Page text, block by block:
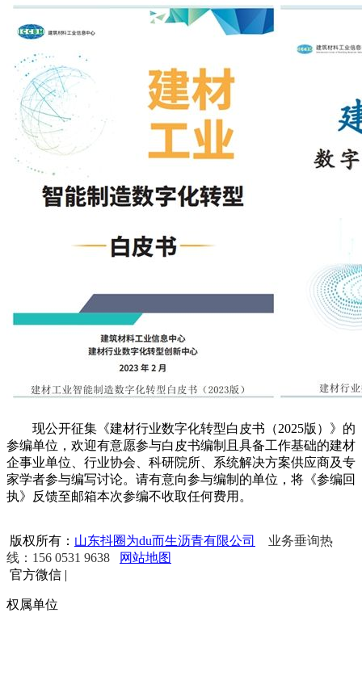
现公开征集《建材行业数字化转型白皮书（2025版）》的
参编单位，欢迎有意愿参与白皮书编制且具备工作基础的建材
企事业单位、行业协会、科研院所、系统解决方案供应商及专
家学者参与编写讨论。请有意向参与编制的单位，将《参编回
执》反馈至邮箱本次参编不收取任何费用。
版权所有： 山东抖圈为du而生沥青有限公司
业务垂询热
线：156 0531 9638
网站地图
官方微信 |
权属单位